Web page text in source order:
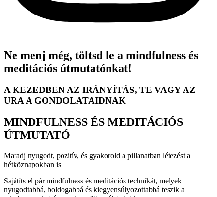
Ne menj még, töltsd le a mindfulness és
meditációs útmutatónkat!
A KEZEDBEN AZ IRÁNYÍTÁS, TE VAGY AZ
URA A GONDOLATAIDNAK
MINDFULNESS ÉS MEDITÁCIÓS
ÚTMUTATÓ
Maradj nyugodt, pozitív, és gyakorold a pillanatban létezést a
hétköznapokban is.
Sajátíts el pár mindfulness és meditációs technikát, melyek
nyugodtabbá, boldogabbá és kiegyensúlyozottabbá teszik a